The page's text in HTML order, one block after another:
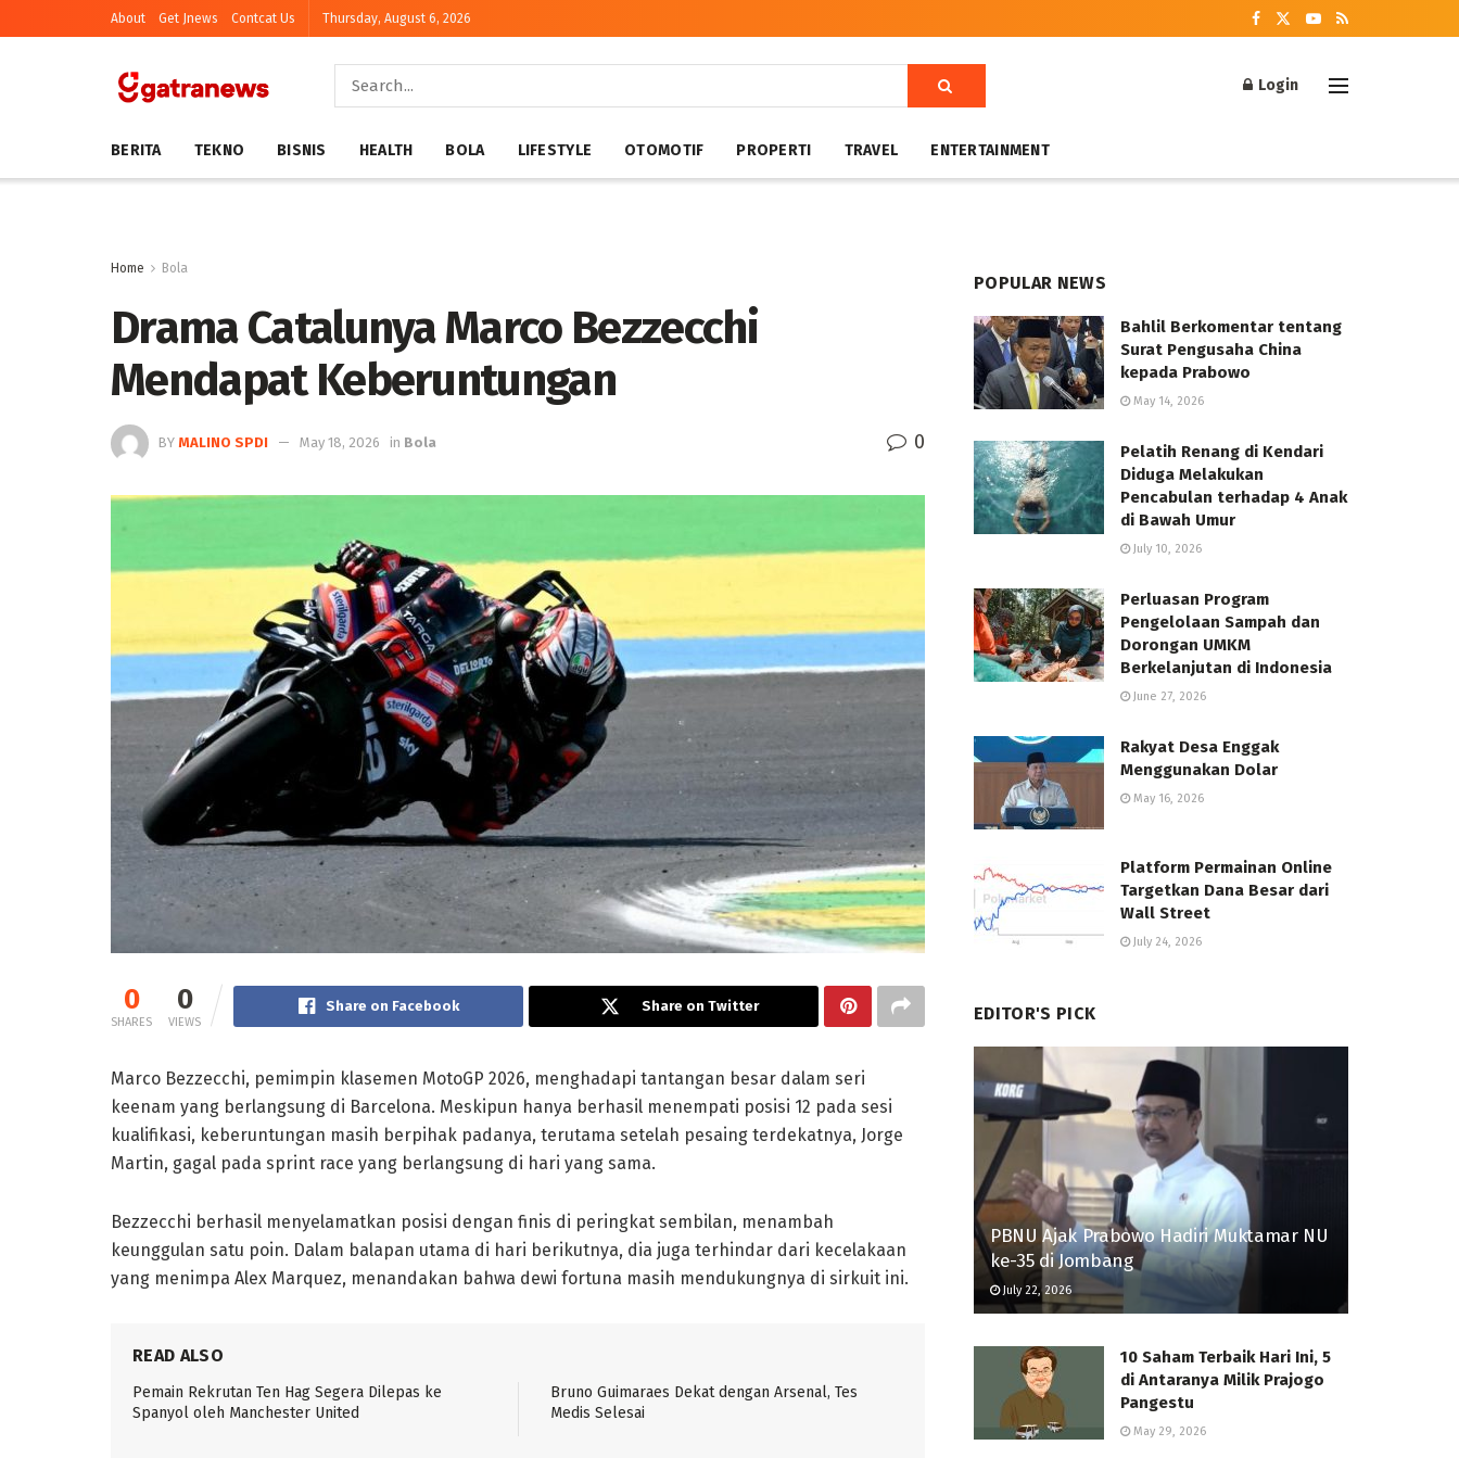
About Get Jnews Contcat Us Thursday, August 6, 2026
Login
BERITA TEKNO BISNIS HEALTH BOLA LIFESTYLE OTOMOTIF PROPERTI TRAVEL ENTERTAINMENT
Home Bola
Drama Catalunya Marco Bezzecchi
Mendapat Keberuntungan
BY MALINO SPDI May 18, 2026 in Bola 0
0
SHARES
0
VIEWS
Share on Facebook Share on Twitter
Marco Bezzecchi, pemimpin klasemen MotoGP 2026, menghadapi tantangan besar dalam seri
keenam yang berlangsung di Barcelona. Meskipun hanya berhasil menempati posisi 12 pada sesi
kualifikasi, keberuntungan masih berpihak padanya, terutama setelah pesaing terdekatnya, Jorge
Martin, gagal pada sprint race yang berlangsung di hari yang sama.
Bezzecchi berhasil menyelamatkan posisi dengan finis di peringkat sembilan, menambah
keunggulan satu poin. Dalam balapan utama di hari berikutnya, dia juga terhindar dari kecelakaan
yang menimpa Alex Marquez, menandakan bahwa dewi fortuna masih mendukungnya di sirkuit ini.
READ ALSO
Pemain Rekrutan Ten Hag Segera Dilepas ke
Spanyol oleh Manchester United
Bruno Guimaraes Dekat dengan Arsenal, Tes
Medis Selesai
POPULAR NEWS
Bahlil Berkomentar tentang
Surat Pengusaha China
kepada Prabowo
May 14, 2026
Pelatih Renang di Kendari
Diduga Melakukan
Pencabulan terhadap 4 Anak
di Bawah Umur
July 10, 2026
Perluasan Program
Pengelolaan Sampah dan
Dorongan UMKM
Berkelanjutan di Indonesia
June 27, 2026
Rakyat Desa Enggak
Menggunakan Dolar
May 16, 2026
Platform Permainan Online
Targetkan Dana Besar dari
Wall Street
July 24, 2026
EDITOR'S PICK
PBNU Ajak Prabowo Hadiri Muktamar NU
ke-35 di Jombang
July 22, 2026
10 Saham Terbaik Hari Ini, 5
di Antaranya Milik Prajogo
Pangestu
May 29, 2026